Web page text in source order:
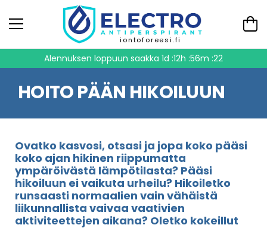
iontoforeesi.fi
Alennuksen loppuun saakka1d :12h :56m :21
HOITO PÄÄN HIKOILUUN
Ovatko kasvosi, otsasi ja jopa koko pääsi
koko ajan hikinen riippumatta
ympäröivästä lämpötilasta? Pääsi
hikoiluun ei vaikuta urheilu? Hikoiletko
runsaasti normaalien vain vähäistä
liikunnallista vaivaa vaativien
aktiviteettejen aikana? Oletko kokeillut